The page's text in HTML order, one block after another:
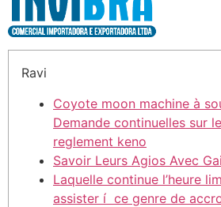
Ravi
Coyote moon machine à
Demande continuelles sur le
reglement keno
Savoir Leurs Agios Avec
Laquelle continue l’heure
assister í ce genre de